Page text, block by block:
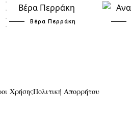
Βέρα Περράκη
ΧρήσηςΠολιτική Απορρήτου